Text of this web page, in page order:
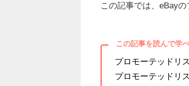
この記事では、eBay
この記事を読んで学
プロモーテッドリ
プロモーテッドリ